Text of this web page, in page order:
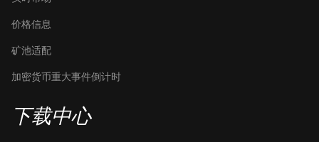
价格信息
矿池适配
加密货币重大事件倒计时
下载中心